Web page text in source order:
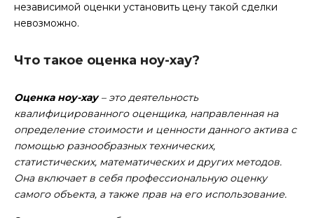
независимой оценки установить цену такой сделки
невозможно.
Что такое оценка ноу-хау?
Оценка ноу-хау– это деятельность
квалифицированного оценщика, направленная на
определение стоимости и ценности данного актива с
помощью разнообразных технических,
статистических, математических и других методов.
Она включает в себя профессиональную оценку
самого объекта, а также прав на его использование.